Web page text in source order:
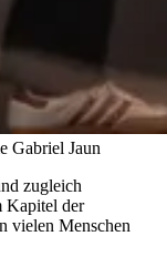
Gabriel Jaun
zugleich
Kapitel der
vielen Menschen